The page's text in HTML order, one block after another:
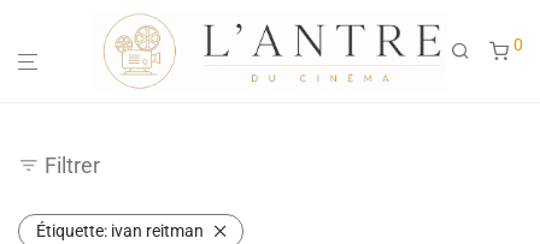
0
Filtrer
Étiquette: ivan reitman